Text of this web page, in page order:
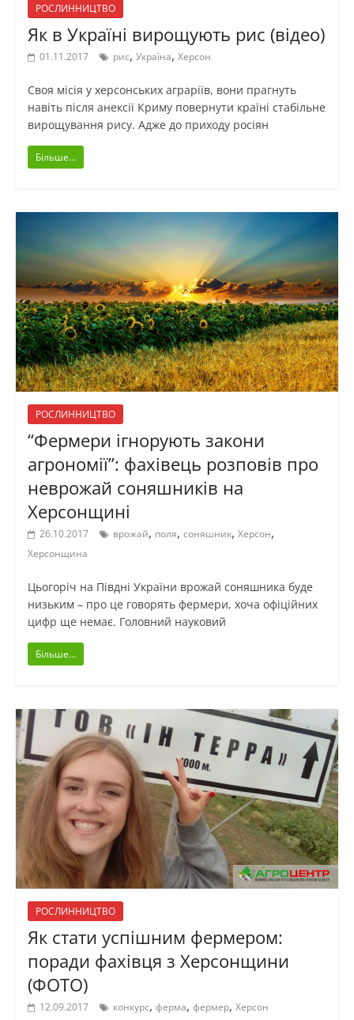
РОСЛИННИЦТВО
Як в Україні вирощують рис (відео)
01.11.2017 рис, Україна, Херсон
Своя місія у херсонських аграріїв, вони прагнуть
навіть після анексії Криму повернути країні стабільне
вирощування рису. Адже до приходу росіян
Більше...
РОСЛИННИЦТВО
“Фермери ігнорують закони
агрономії”: фахівець розповів про
неврожай соняшників на
Херсонщині
26.10.2017 врожай, поля, соняшник, Херсон,
Херсонщина
Цьогоріч на Півдні України врожай соняшника буде
низьким – про це говорять фермери, хоча офіційних
цифр ще немає. Головний науковий
Більше...
РОСЛИННИЦТВО
Як стати успішним фермером:
поради фахівця з Херсонщини
(ФОТО)
12.09.2017 конкурс, ферма, фермер, Херсон